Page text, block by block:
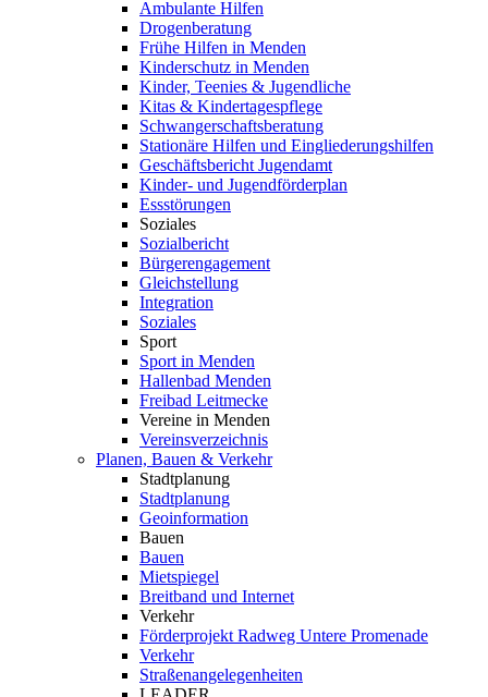
Ambulante Hilfen
Drogenberatung
Frühe Hilfen in Menden
Kinderschutz in Menden
Kinder, Teenies & Jugendliche
Kitas & Kindertagespflege
Schwangerschaftsberatung
Stationäre Hilfen und Eingliederungshilfen
Geschäftsbericht Jugendamt
Kinder- und Jugendförderplan
Essstörungen
Soziales
Sozialbericht
Bürgerengagement
Gleichstellung
Integration
Soziales
Sport
Sport in Menden
Hallenbad Menden
Freibad Leitmecke
Vereine in Menden
Vereinsverzeichnis
Planen, Bauen & Verkehr
Stadtplanung
Stadtplanung
Geoinformation
Bauen
Bauen
Mietspiegel
Breitband und Internet
Verkehr
Förderprojekt Radweg Untere Promenade
Verkehr
Straßenangelegenheiten